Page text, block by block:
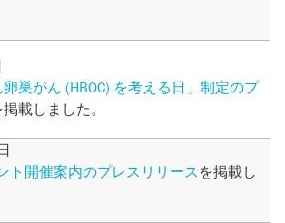
卵巣がん (HBOC) を考える日」制定のプ
掲載しました。
ト開催案内のプレスリリース を掲載し